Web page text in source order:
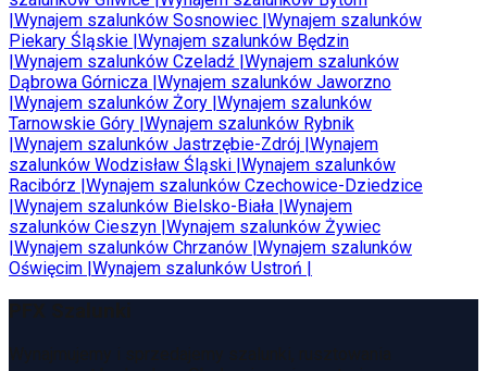
Wynajem szalunków Sosnowiec Wynajem szalunków
Piekary Śląskie Wynajem szalunków Będzin
Wynajem szalunków Czeladź Wynajem szalunków
Dąbrowa Górnicza Wynajem szalunków Jaworzno
Wynajem szalunków Żory Wynajem szalunków
Tarnowskie Góry Wynajem szalunków Rybnik
Wynajem szalunków Jastrzębie-Zdrój Wynajem
szalunków Wodzisław Śląski Wynajem szalunków
Racibórz Wynajem szalunków Czechowice-Dziedzice
Wynajem szalunków Bielsko-Biała Wynajem
szalunków Cieszyn Wynajem szalunków Żywiec
Wynajem szalunków Chrzanów Wynajem szalunków
Oświęcim Wynajem szalunków Ustroń